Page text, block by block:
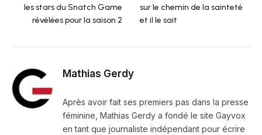
les stars du Snatch Game
révélées pour la saison 2
sur le chemin de la sainteté
et il le sait
Mathias Gerdy
Après avoir fait ses premiers pas dans la presse
féminine, Mathias Gerdy a fondé le site Gayvox
en tant que journaliste indépendant pour écrire